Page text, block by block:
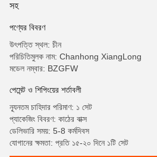
সহ
পণ্যের বিবরণ
উৎপত্তি স্থল: চীন
পরিচিতিমুলক নাম: Chanhong XiangLong
মডেল নম্বার: BZGFW
পেমেন্ট ও শিপিংয়ের শর্তাবলী
ন্যূনতম চাহিদার পরিমাণ: ১ সেট
প্যাকেজিং বিবরণ: কাঠের বাক্স
ডেলিভারি সময়: 5-8 কর্মদিবস
যোগানের ক্ষমতা: প্রতি ১৫-২০ দিনে ১টি সেট